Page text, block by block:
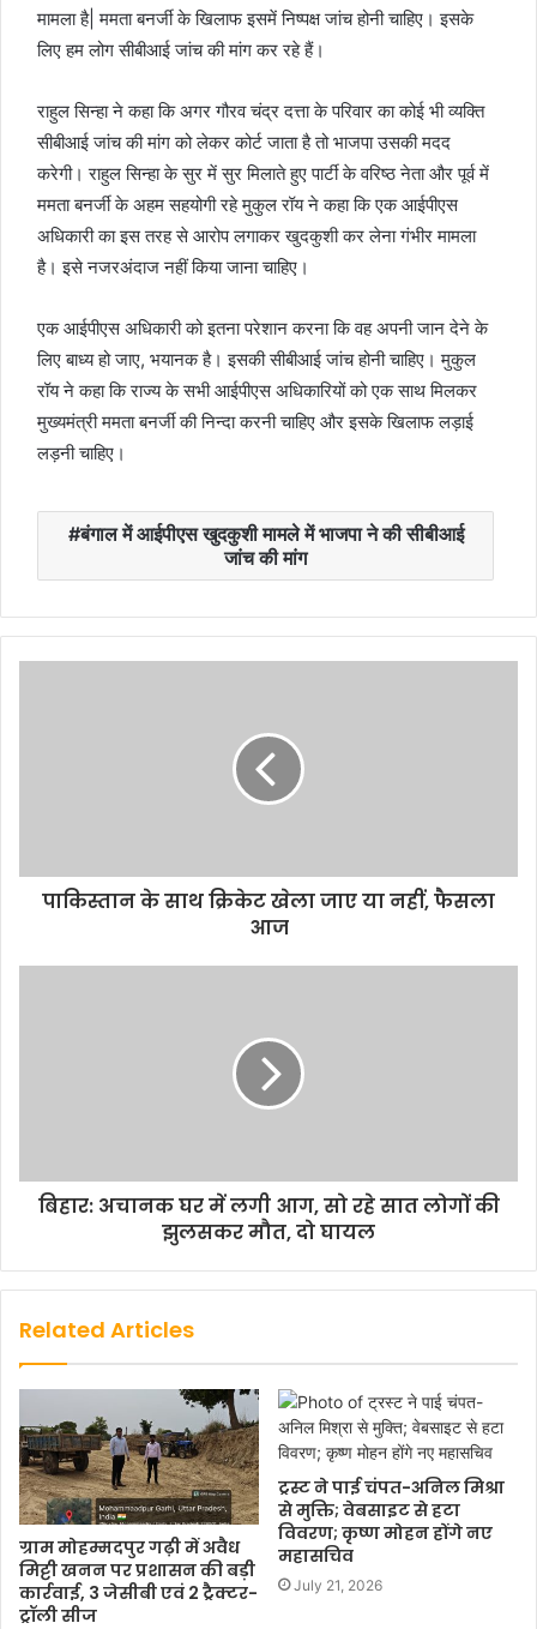
मामला है| ममता बनर्जी के खिलाफ इसमें निष्पक्ष जांच होनी चाहिए। इसके
लिए हम लोग सीबीआई जांच की मांग कर रहे हैं।
राहुल सिन्हा ने कहा कि अगर गौरव चंद्र दत्ता के परिवार का कोई भी व्यक्ति
सीबीआई जांच की मांग को लेकर कोर्ट जाता है तो भाजपा उसकी मदद
करेगी। राहुल सिन्हा के सुर में सुर मिलाते हुए पार्टी के वरिष्ठ नेता और पूर्व में
ममता बनर्जी के अहम सहयोगी रहे मुकुल रॉय ने कहा कि एक आईपीएस
अधिकारी का इस तरह से आरोप लगाकर खुदकुशी कर लेना गंभीर मामला
है। इसे नजरअंदाज नहीं किया जाना चाहिए।
एक आईपीएस अधिकारी को इतना परेशान करना कि वह अपनी जान देने के
लिए बाध्य हो जाए, भयानक है। इसकी सीबीआई जांच होनी चाहिए। मुकुल
रॉय ने कहा कि राज्य के सभी आईपीएस अधिकारियों को एक साथ मिलकर
मुख्यमंत्री ममता बनर्जी की निन्दा करनी चाहिए और इसके खिलाफ लड़ाई
लड़नी चाहिए।
बंगाल में आईपीएस खुदकुशी मामले में भाजपा ने की सीबीआई
जांच की मांग
पाकिस्तान के साथ क्रिकेट खेला जाए या नहीं, फैसला
आज
बिहार: अचानक घर में लगी आग, सो रहे सात लोगों की
झुलसकर मौत, दो घायल
Related Articles
ग्राम मोहम्मदपुर गढ़ी में अवैध
मिट्टी खनन पर प्रशासन की बड़ी
कार्रवाई, 3 जेसीबी एवं 2 ट्रैक्टर-
ट्रॉली सीज
ट्रस्ट ने पाई चंपत-अनिल मिश्रा
से मुक्ति; वेबसाइट से हटा
विवरण; कृष्ण मोहन होंगे नए
महासचिव
July 21, 2026